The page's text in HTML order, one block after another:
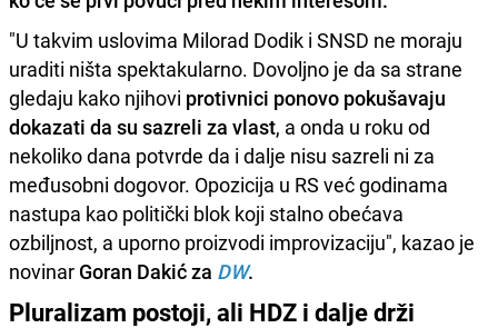
"U takvim uslovima Milorad Dodik i SNSD ne moraju
uraditi ništa spektakularno. Dovoljno je da sa strane
gledaju kako njihovi protivnici ponovo pokušavaju
dokazati da su sazreli za vlast, a onda u roku od
nekoliko dana potvrde da i dalje nisu sazreli ni za
međusobni dogovor. Opozicija u RS već godinama
nastupa kao politički blok koji stalno obećava
ozbiljnost, a uporno proizvodi improvizaciju", kazao je
novinar Goran Dakić za DW.
Pluralizam postoji, ali HDZ i dalje drži